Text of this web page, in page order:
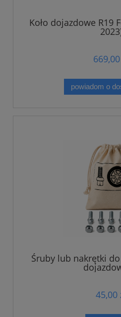
Koło dojazdowe R19
669,00
powiadom o
Śruby lub nakrętki
45,00